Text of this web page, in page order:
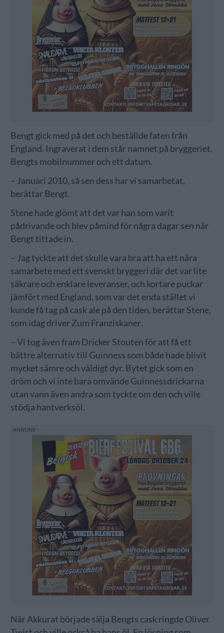
Bengt gick med på det och beställde faten från
England. Ingraverat i dem står namnet på bryggeriet,
Bengts mobilnummer och ett datum.
– Januari 2010, så sen dess har vi samarbetat,
berättar Bengt.
Stene hade glömt att det var han som varit
pådrivande och blev påmind för några dagar sen när
Bengt tittade in.
– Jag tyckte att det skulle vara bra att ha ett nära
samarbete med ett svenskt bryggeri där det var lite
säkrare och enklare leveranser, och kortare puckar
jämfört med England, som var det enda stället vi
kunde få tag på cask ale på den tiden, berättar Stene,
som idag driver Zum Franziskaner.
– Vi tog även fram Dricker Stouten för att få ett
bättre alternativ till Guinness som både hade blivit
mycket sämre och väldigt dyr. Bytet gick som en
dröm och vi inte bara omvände Guinnessdrickarna
utan vann även andra som tyckte om den och ville
stödja hantverksöl.
När Akkurat började sälja Bengts cask ringde Oliver